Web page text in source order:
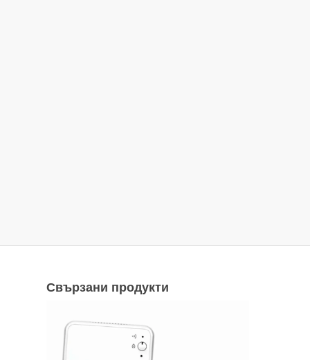
Свързани продукти